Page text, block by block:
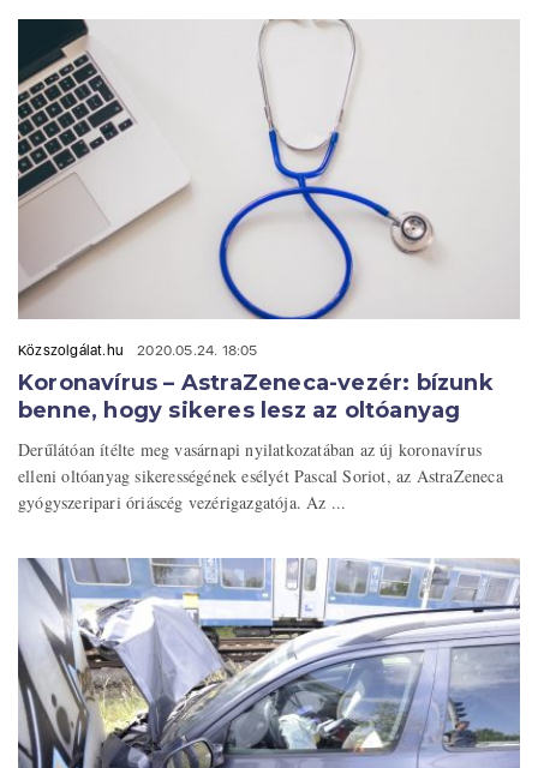
Közszolgálat.hu 2020.05.24. 18:05
Koronavírus – AstraZeneca-vezér: bízunk
benne, hogy sikeres lesz az oltóanyag
Derűlátóan ítélte meg vasárnapi nyilatkozatában az új koronavírus
elleni oltóanyag sikerességének esélyét Pascal Soriot, az AstraZeneca
gyógyszeripari óriáscég vezérigazgatója. Az ...